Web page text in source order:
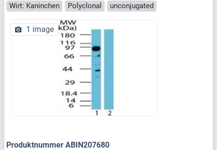
Wirt: Kaninchen
Polyclonal unconjugated
1 image
Produktnummer ABIN207680